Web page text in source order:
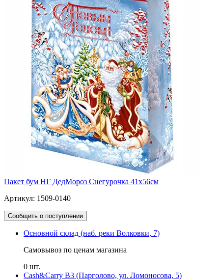
Пакет бум НГ ДедМороз Снегурочка 41х56см
Артикул: 1509-0140
Сообщить о поступлении
Основной склад (наб. реки Волковки, 7)
Самовывоз по ценам магазина
0 шт.
Cash&Carry B3 (Парголово, ул. Ломоносова, 5)